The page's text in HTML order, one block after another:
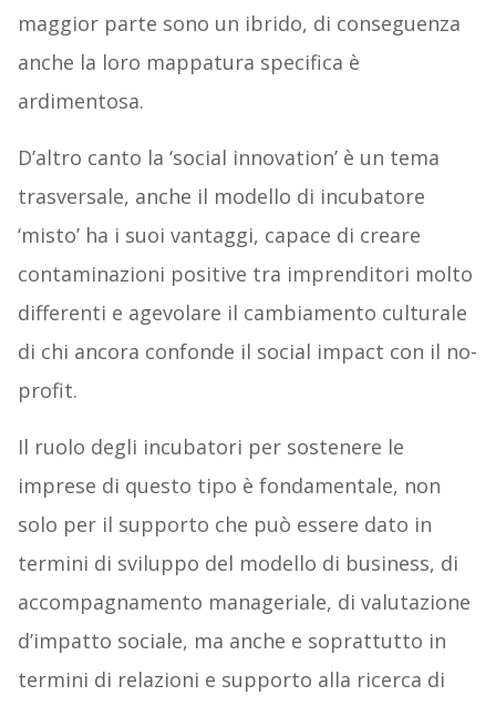
maggior parte sono un ibrido, di conseguenza
anche la loro mappatura specifica è
ardimentosa.
D’altro canto la ‘social innovation’ è un tema
trasversale, anche il modello di incubatore
‘misto’ ha i suoi vantaggi, capace di creare
contaminazioni positive tra imprenditori molto
differenti e agevolare il cambiamento culturale
di chi ancora confonde il social impact con il no-
profit.
Il ruolo degli incubatori per sostenere le
imprese di questo tipo è fondamentale, non
solo per il supporto che può essere dato in
termini di sviluppo del modello di business, di
accompagnamento manageriale, di valutazione
d’impatto sociale, ma anche e soprattutto in
termini di relazioni e supporto alla ricerca di